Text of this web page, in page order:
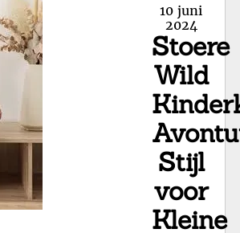
Posted
on
10 juni
2024
Stoere
Wild
Stijl
voor
Kleine